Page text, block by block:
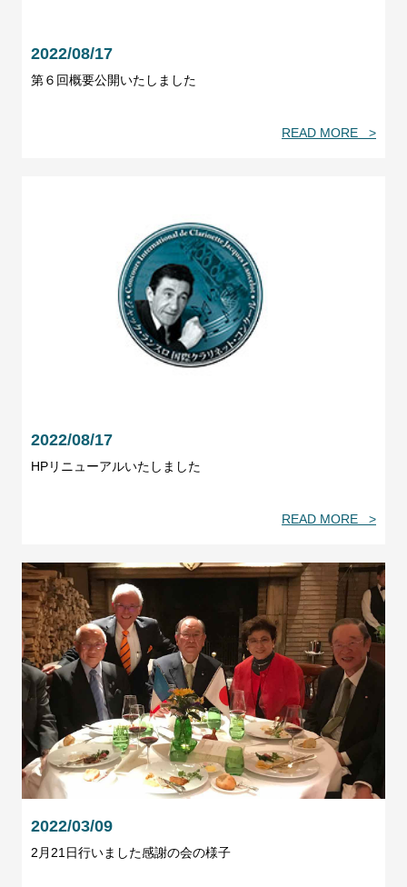
2022/08/17
第６回概要公開いたしました
READ MORE >
2022/08/17
HPリニューアルいたしました
READ MORE >
2022/03/09
2月21日行いました感謝の会の様子